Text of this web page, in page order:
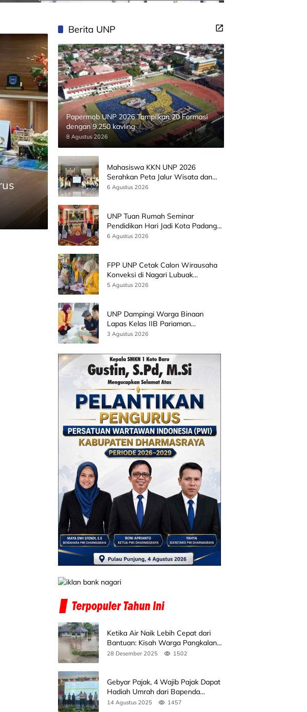
Berita UNP
Papermob UNP 2026 Tampilkan 20 Formasi
dengan 9.250 kavling
8 Agustus 2026
Mahasiswa KKN UNP 2026
Serahkan Peta Jalur Wisata dan
Peta Administrasi Nagari
6 Agustus 2026
UNP Tuan Rumah Seminar
Pendidikan Hari Jadi Kota Padang
Bersama Wamen Diktisainstek dan
6 Agustus 2026
FPP UNP Cetak Calon Wirausaha
Konveksi di Nagari Lubuak
Batingkok Limapuluh Kota
5 Agustus 2026
UNP Dampingi Warga Binaan
Lapas Kelas IIB Pariaman
Kembangkan Produk Kreatif
3 Agustus 2026
Ketika Air Naik Lebih Cepat dari
Bantuan: Kisah Warga Pangkalan
Koto Baru Bertahan di Tengah
28 Desember 2025 1502
Gebyar Pajak, 4 Wajib Pajak Dapat
Hadiah Umrah dari Bapenda
Sumbar
14 Agustus 2025 1457